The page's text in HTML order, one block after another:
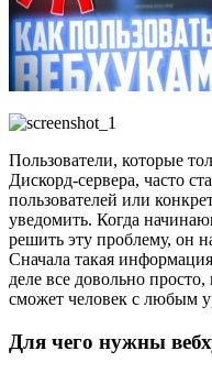
Пользователи, которые
Дискорд-сервера, часто
пользователей или
уведомить. Когда
решить эту проблему, он
Сначала такая
деле все довольно
сможет человек с любым
Для чего нужны